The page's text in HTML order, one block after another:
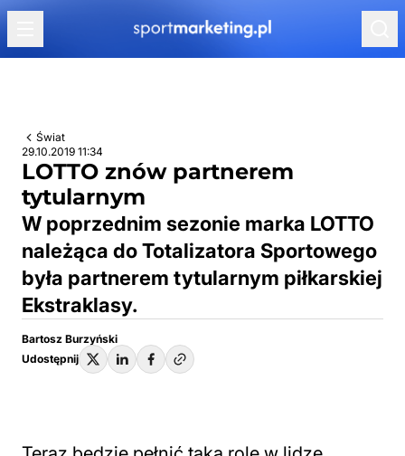
Przejdź do treści
Świat
29.10.2019 11:34
LOTTO znów partnerem
tytularnym
W poprzednim sezonie marka LOTTO
należąca do Totalizatora Sportowego
była partnerem tytularnym piłkarskiej
Ekstraklasy.
Bartosz Burzyński
Udostępnij